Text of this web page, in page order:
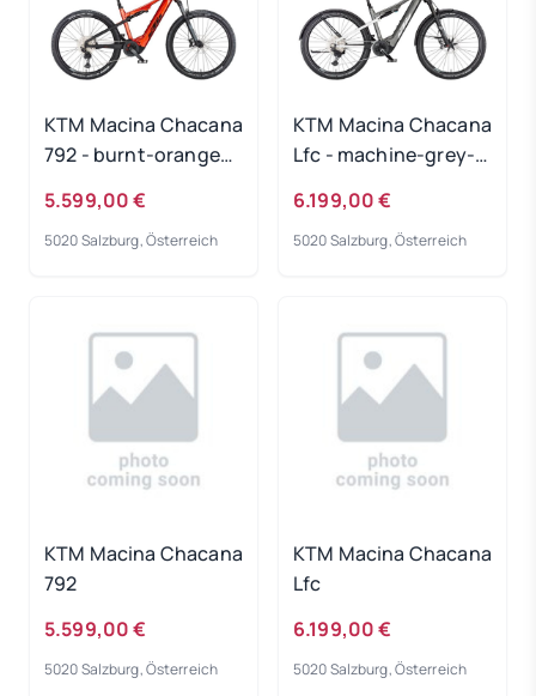
KTM Macina Chacana
792 - burnt-orange
5.599,00 €
5020 Salzburg, Österreich
KTM Macina Chacana
Lfc - machine-grey-
XL
6.199,00 €
5020 Salzburg, Österreich
KTM Macina Chacana
792
5.599,00 €
5020 Salzburg, Österreich
KTM Macina Chacana
Lfc
6.199,00 €
5020 Salzburg, Österreich